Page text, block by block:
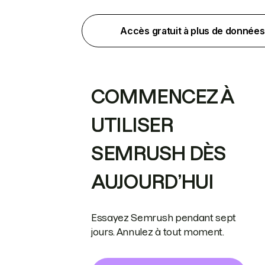
Accès gratuit à plus de données
COMMENCEZ À
UTILISER
SEMRUSH DÈS
AUJOURD’HUI
Essayez Semrush pendant sept
jours. Annulez à tout moment.